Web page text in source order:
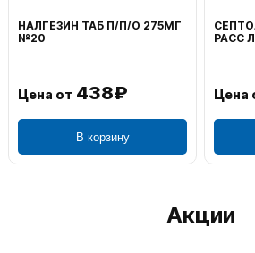
НАЛГЕЗИН ТАБ П/П/О 275МГ
№20
Цена от 438₽
В корзину
РАСС
Цена
Акции